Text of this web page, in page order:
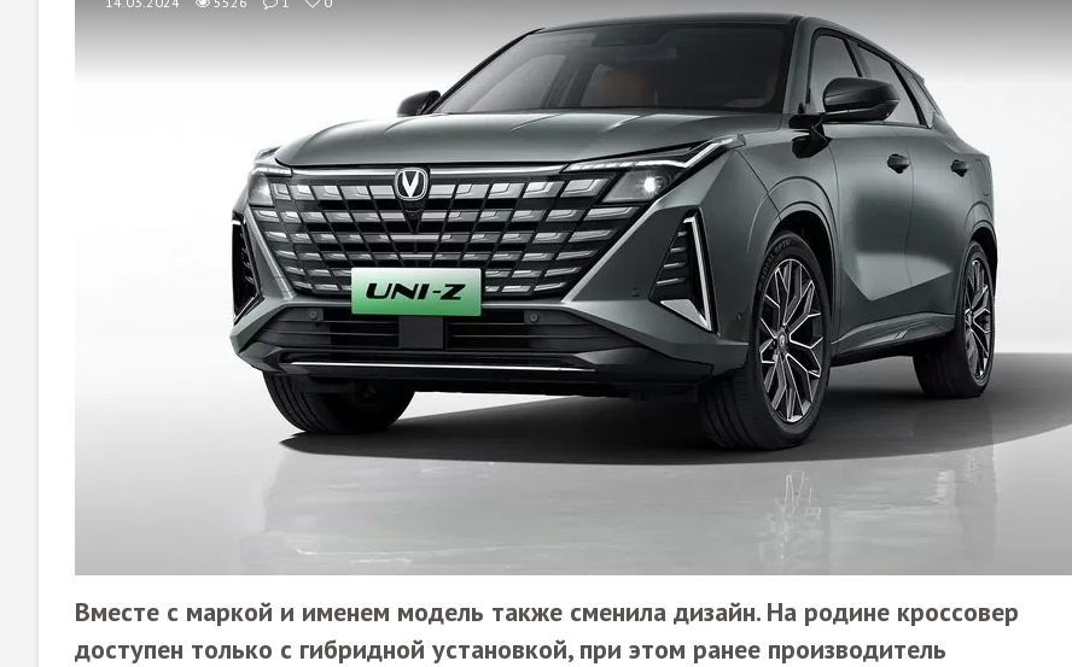
Вместе с маркой и именем модель также сменила дизайн. На родине кроссовер
доступен только с гибридной установкой, при этом ранее производитель